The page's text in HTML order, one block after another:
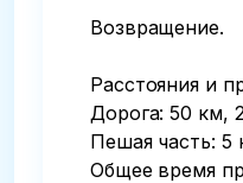
Возвращение.
Расстояния и
Дорога: 50 км,
Пешая часть: 5
Общее время